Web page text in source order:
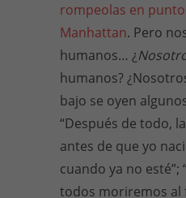
rompeolas en
Manhattan. Pero
humanos… ¿
humanos?
bajo se oyen
“Después de todo,
antes de que yo
cuando ya no esté”;
todos moriremos al